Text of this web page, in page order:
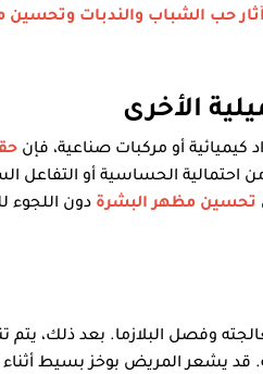
حب الشباب والندبات
الأخرى
كيميائية أو مركبات صناعية، فإن
الحساسية أو التفاعل
تحسين مظهر البشرة دون اللجوء
وفصل البلازما. بعد ذلك، يتم
قد يشعر المريض بوخز بسيط